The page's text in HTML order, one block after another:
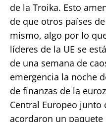
de la Troika. Esto
de que otros países
mismo, algo por lo
líderes de la UE se
de una semana de
emergencia la noche
de finanzas de la
Central Europeo
acordaron un